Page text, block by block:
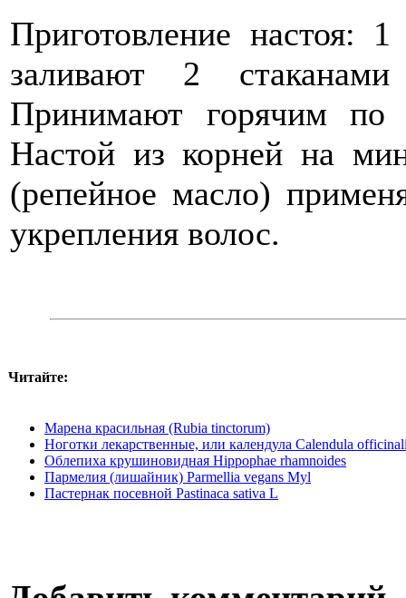
Приготовление настоя:
заливают 2
Принимают горячим по
Настой из корней на
(репейное масло)
укрепления волос.
Читайте:
Марена красильная (Rubia tinctorum)
Ноготки лекарственные, или календула Calendula
Облепиха крушиновидная Hippophae rhamnoides
Пармелия (лишайник) Parmellia vegans Myl
Пастернак посевной Pastinaca sativa L